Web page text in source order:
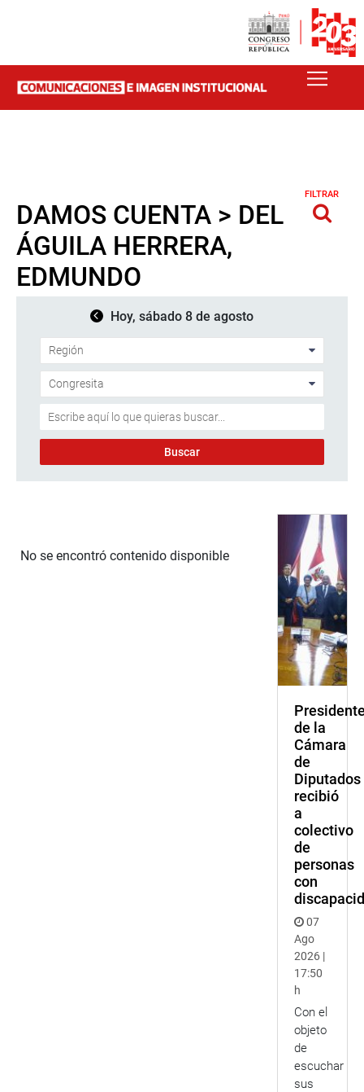
DAMOS CUENTA > DEL
ÁGUILA HERRERA,
EDMUNDO
FILTRAR
Hoy, sábado 8 de agosto
No se encontró contenido disponible
de la
Cámara
de
Diputados
recibió
a
colectivo
de
personas
con
07
Ago
2026 |
17:50
h
Con el
objeto
de
escuchar
sus